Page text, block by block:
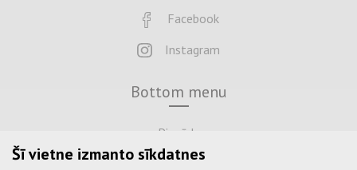
Facebook
Instagram
Bottom menu
Piegāde
Maksājums
Šī vietne izmanto sīkdatnes